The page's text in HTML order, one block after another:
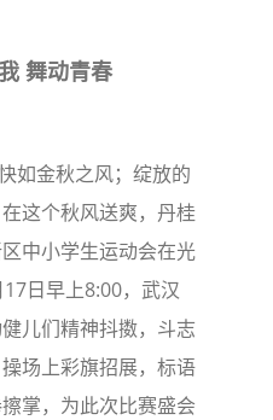
舞动青春
金秋之风；绽放的
这个秋风送爽，丹桂
中小学生运动会在光
日早上8:00，武汉
儿们精神抖擞，斗志
场上彩旗招展，标语
掌，为此次比赛盛会